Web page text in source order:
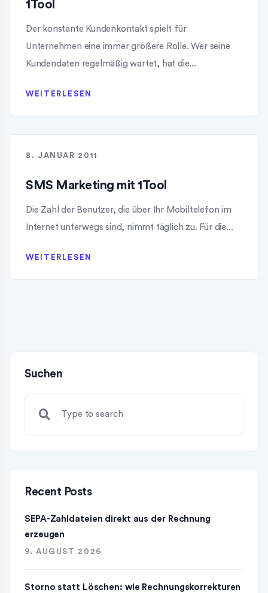
1Tool
Der konstante Kundenkontakt spielt für
Unternehmen eine immer größere Rolle. Wer seine
Kundendaten regelmäßig wartet, hat die...
WEITERLESEN
8. JANUAR 2011
SMS Marketing mit 1Tool
Die Zahl der Benutzer, die über Ihr Mobiltelefon im
Internet unterwegs sind, nimmt täglich zu. Für die...
WEITERLESEN
Suchen
Recent Posts
SEPA-Zahldateien direkt aus der Rechnung
erzeugen
9. AUGUST 2026
Storno statt Löschen: wie Rechnungskorrekturen